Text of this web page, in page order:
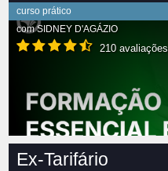
curso prático
comSIDNEY D'AGÁZIO
210 avaliações
Ex-Tarifário